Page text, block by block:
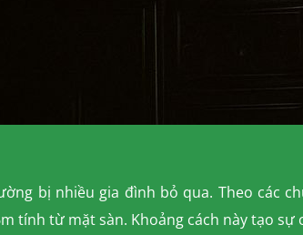
bị nhiều gia đình bỏ qua. Theo các
tính từ mặt sàn. Khoảng cách này tạo sự